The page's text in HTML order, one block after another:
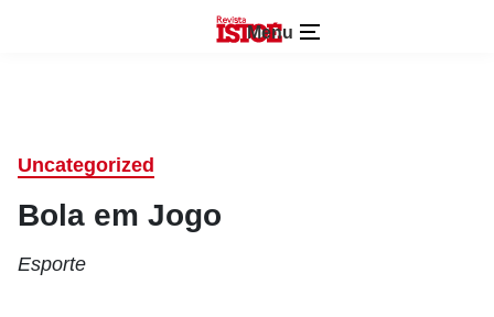
Menu
Uncategorized
Bola em Jogo
Esporte